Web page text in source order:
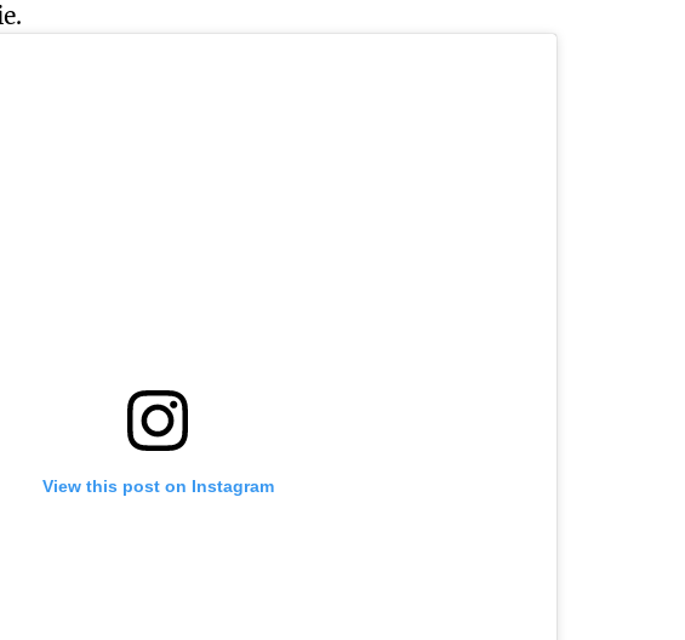
View this post on Instagram